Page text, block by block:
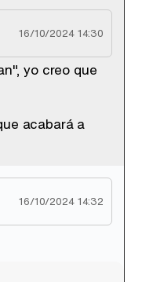
16/10/2024 14:30
yo creo que
acabará a
16/10/2024 14:32